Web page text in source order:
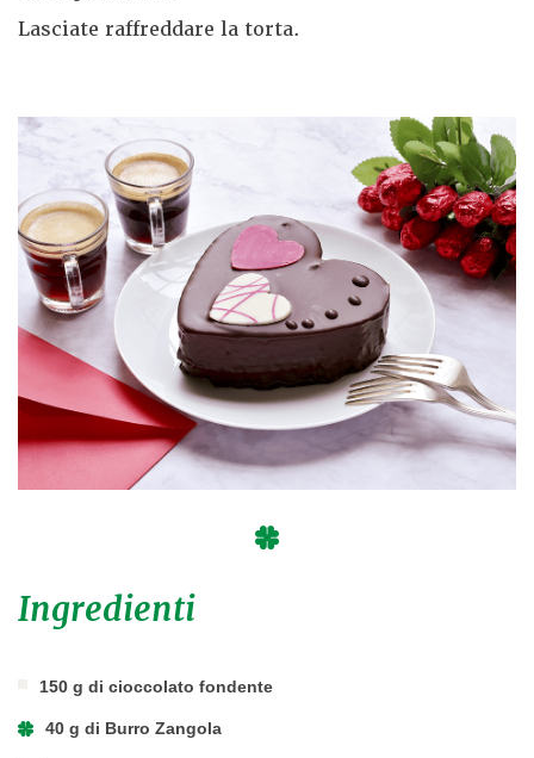
Lasciate raffreddare la torta.
Ingredienti
150 g di cioccolato fondente
40 g di Burro Zangola